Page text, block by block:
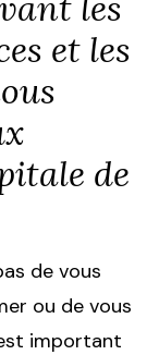
et les
de
de vous
ou de vous
important